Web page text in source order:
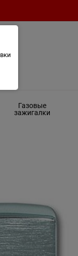
Газовые
зажигалки